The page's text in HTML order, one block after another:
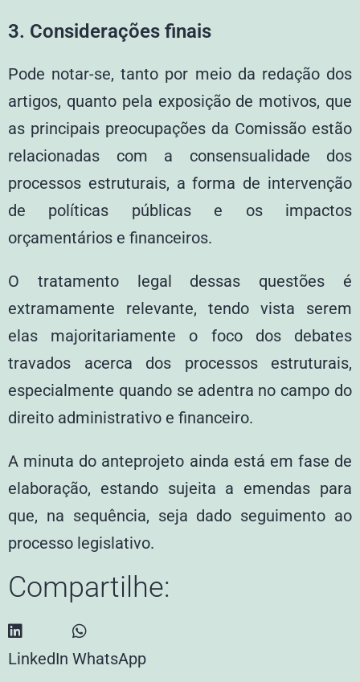
3. Considerações finais
Pode notar-se, tanto por meio da redação dos
artigos, quanto pela exposição de motivos, que
as principais preocupações da Comissão estão
relacionadas com a consensualidade dos
processos estruturais, a forma de intervenção
de políticas públicas e os impactos
orçamentários e financeiros.
O tratamento legal dessas questões é
extramamente relevante, tendo vista serem
elas majoritariamente o foco dos debates
travados acerca dos processos estruturais,
especialmente quando se adentra no campo do
direito administrativo e financeiro.
A minuta do anteprojeto ainda está em fase de
elaboração, estando sujeita a emendas para
que, na sequência, seja dado seguimento ao
processo legislativo.
Compartilhe:
LinkedIn WhatsApp